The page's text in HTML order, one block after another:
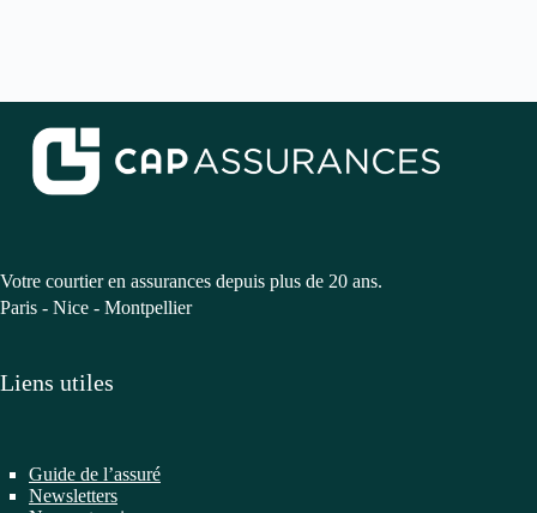
Votre courtier en assurances depuis plus de 20 ans.
Paris - Nice - Montpellier
Liens utiles
Guide de l’assuré
Newsletters